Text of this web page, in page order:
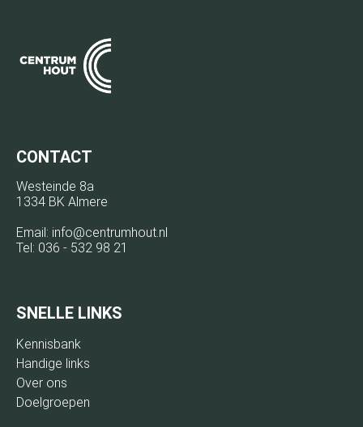
CONTACT
Westeinde 8a
1334 BK Almere
Email: info@centrumhout.nl
Tel: 036 - 532 98 21
SNELLE LINKS
Kennisbank
Handige links
Over ons
Doelgroepen